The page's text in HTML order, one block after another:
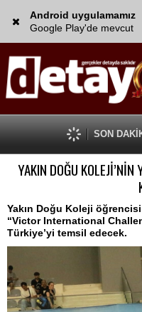
Android uygulamamız
Google Play'de mevcut
SON
YAKIN DOĞU
Yakın Doğu Koleji
“Victor International
Türkiye’yi temsil edecek.